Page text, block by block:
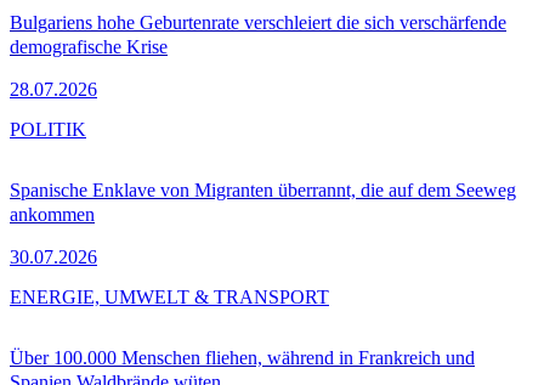
Bulgariens hohe Geburtenrate verschleiert die sich verschärfende
demografische Krise
28.07.2026
Spanische Enklave von Migranten überrannt, die auf dem Seeweg
ankommen
30.07.2026
POLITIK
Über 100.000 Menschen fliehen, während in Frankreich und
ENERGIE, UMWELT & TRANSPORT